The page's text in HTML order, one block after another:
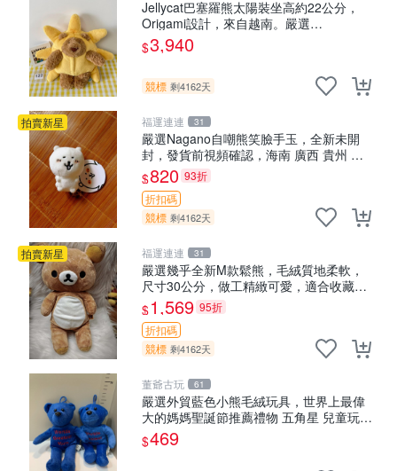
Jellycat巴塞羅熊太陽裝坐高約22公分，
Origami設計，來自越南。嚴選
Recommendation！巴塞羅、 Origami
熊、Jelly
$3,940
競標 剩4162天
拍賣新星 福運連連 31
嚴選Nagano自嘲熊笑臉手玉，全新未開
封，發貨前視頻確認，海南 廣西 貴州 嚴
選Nagano自嘲熊笑臉手玉，全新未開封，
發貨前視頻確認，四川 重慶 內
$820 93折
折扣碼
競標 剩4162天
拍賣新星 福運連連 31
嚴選幾乎全新M款鬆熊，毛絨質地柔軟，
尺寸30公分，做工精緻可愛，適合收藏或
贈送親友。中古使用痕跡，手感依然優
良。 鬆熊 嬰熊 毛玩偶
$1,569 95折
折扣碼
競標 剩4162天
董爺古玩 61
嚴選外貿藍色小熊毛絨玩具，世界上最偉
大的媽媽聖誕節推薦禮物 五角星 兒童玩具
母親節
$469